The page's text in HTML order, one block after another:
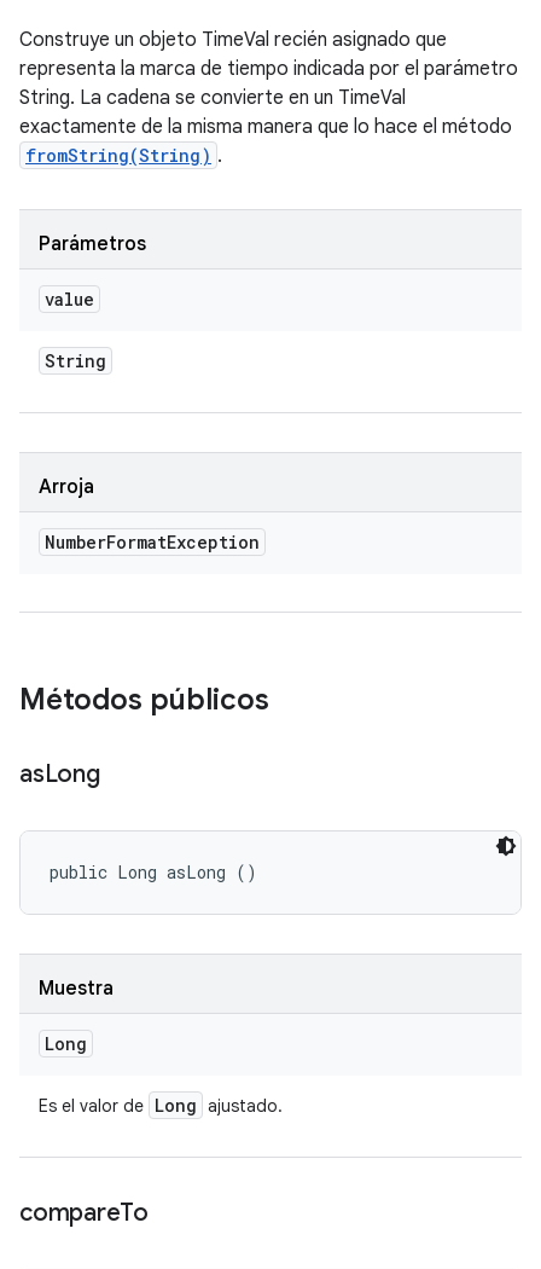
Construye un objeto TimeVal recién asignado que
representa la marca de tiempo indicada por el parámetro
String. La cadena se convierte en un TimeVal
exactamente de la misma manera que lo hace el método
fromString(String) .
Parámetros
value
String
Arroja
NumberFormatException
Métodos públicos
asLong
public Long asLong ()
Muestra
Long
Es el valor de Long ajustado.
compareTo